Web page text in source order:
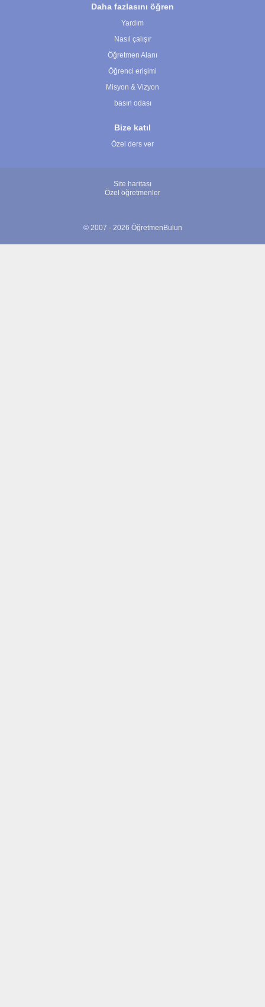
Daha fazlasını öğren
Yardım
Nasıl çalışır
Öğretmen Alanı
Öğrenci erişimi
Misyon & Vizyon
basın odası
Bize katıl
Özel ders ver
Site haritası
Özel öğretmenler
© 2007 - 2026 ÖğretmenBulun